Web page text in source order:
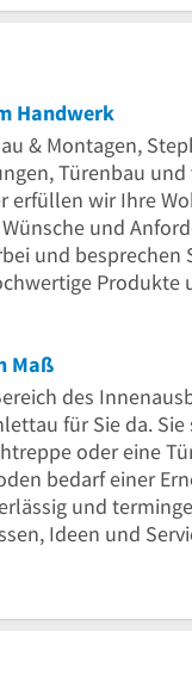
Handwerk
& Montagen,
Türenbau
erfüllen wir Ihre
und
und
Maß
des
für Sie da.
oder eine
bedarf einer
und
Ideen und